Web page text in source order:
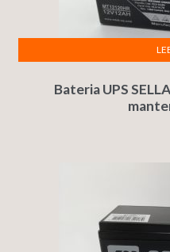
Bateria UPS